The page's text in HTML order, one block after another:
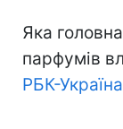
Яка
парфумів
РБК-